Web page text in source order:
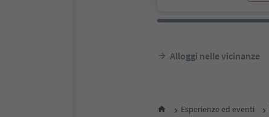
Alloggi nelle vicinanze
Esperienze ed eventi